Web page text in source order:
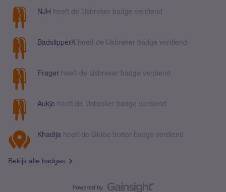
NJH heeft de IJsbreker badge verdiend
BadslipperK heeft de IJsbreker badge verdiend
Frager heeft de IJsbreker badge verdiend
Aukje heeft de IJsbreker badge verdiend
Khadija heeft de Globe trotter badge verdiend
Bekijk alle badges